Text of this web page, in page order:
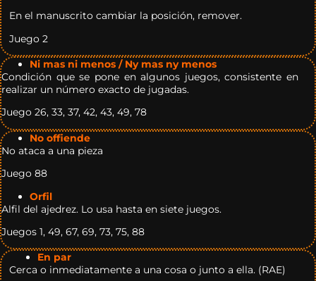
En el manuscrito cambiar la posición, remover.
Juego 2
Ni mas ni menos / Ny mas ny menos
Condición que se pone en algunos juegos, consistente en
realizar un número exacto de jugadas.
Juego 26, 33, 37, 42, 43, 49, 78
No offiende
No ataca a una pieza
Juego 88
Orfil
Alfil del ajedrez. Lo usa hasta en siete juegos.
Juegos 1, 49, 67, 69, 73, 75, 88
En par
Cerca o inmediatamente a una cosa o junto a ella. (RAE)